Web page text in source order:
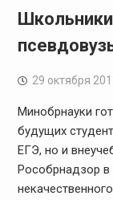
29 октября
Минобрнауки
будущих
ЕГЭ, но и
Рособрнадзор в